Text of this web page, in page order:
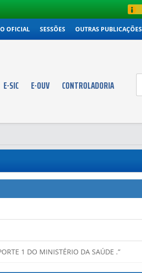
OFICIAL SESSÕES OUTRAS PUBLICAÇÕES
E-SIC E-OUV CONTROLADORIA
1 DO MINISTÉRIO DA SAÚDE .”